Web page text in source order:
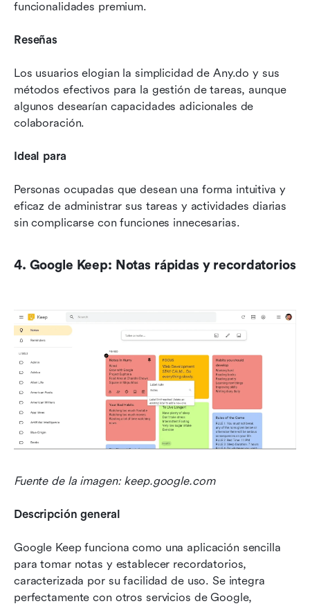
funcionalidades premium.
Reseñas
Los usuarios elogian la simplicidad de Any.do y sus
métodos efectivos para la gestión de tareas, aunque
algunos desearían capacidades adicionales de
colaboración.
Ideal para
Personas ocupadas que desean una forma intuitiva y
eficaz de administrar sus tareas y actividades diarias
sin complicarse con funciones innecesarias.
4. Google Keep: Notas rápidas y recordatorios
Fuente de la imagen: keep.google.com
Descripción general
Google Keep funciona como una aplicación sencilla
para tomar notas y establecer recordatorios,
caracterizada por su facilidad de uso. Se integra
perfectamente con otros servicios de Google,